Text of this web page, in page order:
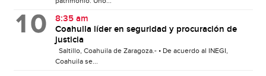
8:35 am
Coahuila líder en seguridad y procuración de
justicia
Saltillo, Coahuila de Zaragoza.- • De acuerdo al INEGI,
Coahuila se...